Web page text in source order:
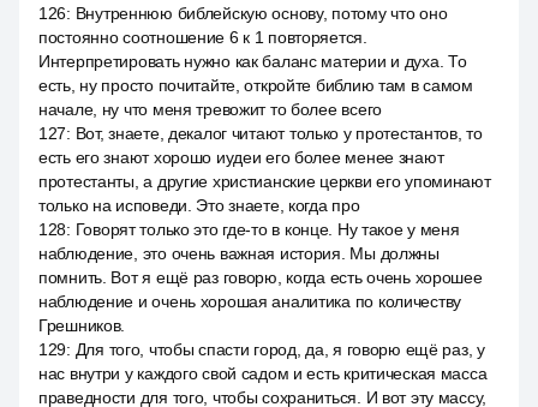
126: Внутреннюю библейскую основу, потому что оно
постоянно соотношение 6 к 1 повторяется.
Интерпретировать нужно как баланс материи и духа. То
есть, ну просто почитайте, откройте библию там в самом
начале, ну что меня тревожит то более всего
127: Вот, знаете, декалог читают только у протестантов, то
есть его знают хорошо иудеи его более менее знают
протестанты, а другие христианские церкви его упоминают
только на исповеди. Это знаете, когда про
128: Говорят только это где-то в конце. Ну такое у меня
наблюдение, это очень важная история. Мы должны
помнить. Вот я ещё раз говорю, когда есть очень хорошее
наблюдение и очень хорошая аналитика по количеству
Грешников.
129: Для того, чтобы спасти город, да, я говорю ещё раз, у
нас внутри у каждого свой садом и есть критическая масса
праведности для того, чтобы сохраниться. И вот эту массу,